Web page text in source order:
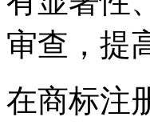
审查，提
在商标注